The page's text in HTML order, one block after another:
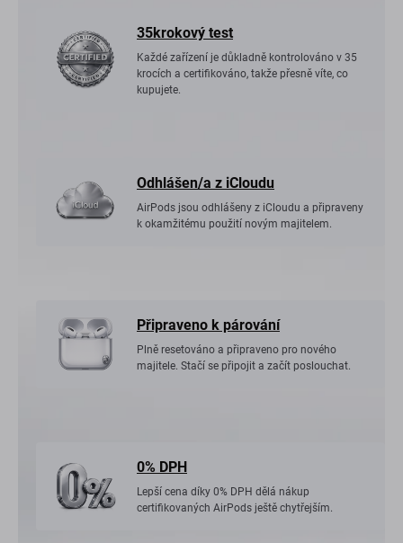
35krokový test
Každé zařízení je důkladně kontrolováno v 35
krocích a certifikováno, takže přesně víte, co
kupujete.
Odhlášen/a z iCloudu
AirPods jsou odhlášeny z iCloudu a připraveny
k okamžitému použití novým majitelem.
Připraveno k párování
Plně resetováno a připraveno pro nového
majitele. Stačí se připojit a začít poslouchat.
0% DPH
Lepší cena díky 0% DPH dělá nákup
certifikovaných AirPods ještě chytřejším.